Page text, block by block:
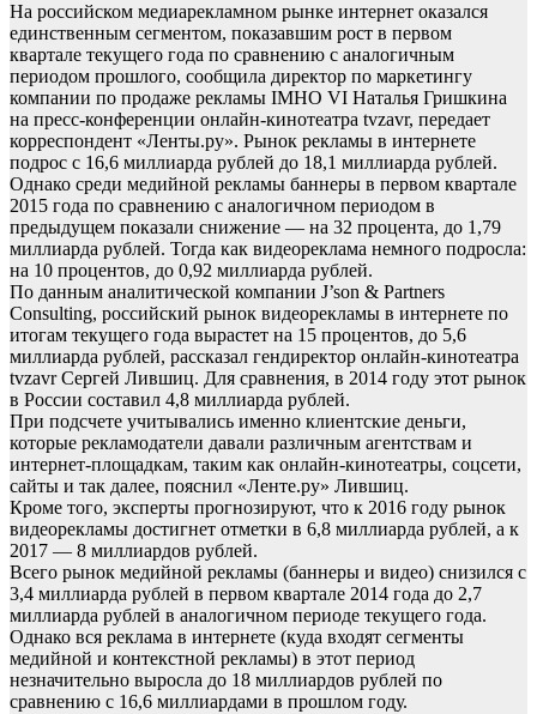
На российском медиарекламном рынке интернет оказался
единственным сегментом, показавшим рост в первом
квартале текущего года по сравнению с аналогичным
периодом прошлого, сообщила директор по маркетингу
компании по продаже рекламы IMHO VI Наталья Гришкина
на пресс-конференции онлайн-кинотеатра tvzavr, передает
корреспондент «Ленты.ру». Рынок рекламы в интернете
подрос с 16,6 миллиарда рублей до 18,1 миллиарда рублей.
Однако среди медийной рекламы баннеры в первом квартале
2015 года по сравнению с аналогичном периодом в
предыдущем показали снижение — на 32 процента, до 1,79
миллиарда рублей. Тогда как видеореклама немного подросла:
на 10 процентов, до 0,92 миллиарда рублей.
По данным аналитической компании J’son & Partners
Consulting, российский рынок видеорекламы в интернете по
итогам текущего года вырастет на 15 процентов, до 5,6
миллиарда рублей, рассказал гендиректор онлайн-кинотеатра
tvzavr Сергей Лившиц. Для сравнения, в 2014 году этот рынок
в России составил 4,8 миллиарда рублей.
При подсчете учитывались именно клиентские деньги,
которые рекламодатели давали различным агентствам и
интернет-площадкам, таким как онлайн-кинотеатры, соцсети,
сайты и так далее, пояснил «Ленте.ру» Лившиц.
Кроме того, эксперты прогнозируют, что к 2016 году рынок
видеорекламы достигнет отметки в 6,8 миллиарда рублей, а к
2017 — 8 миллиардов рублей.
Всего рынок медийной рекламы (баннеры и видео) снизился с
3,4 миллиарда рублей в первом квартале 2014 года до 2,7
миллиарда рублей в аналогичном периоде текущего года.
Однако вся реклама в интернете (куда входят сегменты
медийной и контекстной рекламы) в этот период
незначительно выросла до 18 миллиардов рублей по
сравнению с 16,6 миллиардами в прошлом году.